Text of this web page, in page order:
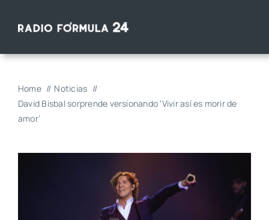
Home
Noticias
David Bisbal sorprende versionando ‘Vivir así es morir de
amor’